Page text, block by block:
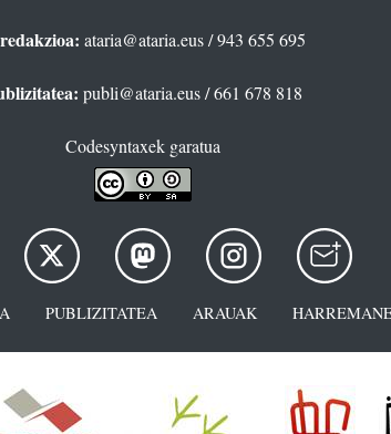
ataria@ataria.eus/ 943 655 695
publi@ataria.eus/ 661 678 818
Codesyntaxek garatua
PUBLIZITATEA ARAUAK